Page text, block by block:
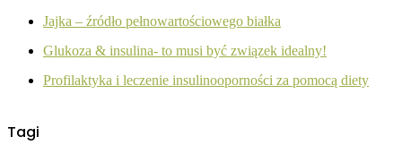
Jajka – źródło pełnowartościowego białka
Glukoza & insulina- to musi być związek idealny!
Profilaktyka i leczenie insulinooporności za pomocą diety
Tagi